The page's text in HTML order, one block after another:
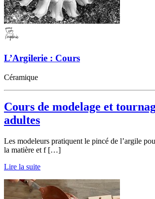
L’Argilerie : Cours
Céramique
Cours de modelage et
adultes
Les modeleurs pratiquent le pincé de l’argile
la matière et f […]
Lire la suite